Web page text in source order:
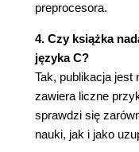
Skutki
preprocesora.
4. Czy książka
języka C?
Tak, publikacja jest
zawiera liczne
sprawdzi się
nauki, jak i jako